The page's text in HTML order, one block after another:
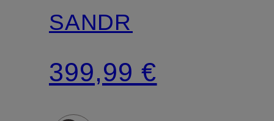
SANDRINA
399,99 €